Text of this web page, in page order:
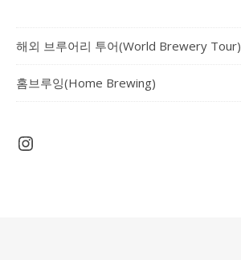
해외 브루어리 투어(World Brewery Tour)
홈브루잉(Home Brewing)
Instagram